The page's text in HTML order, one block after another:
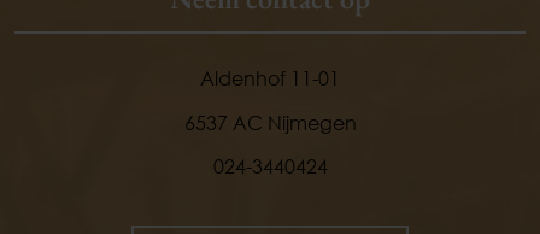
Aldenhof 11-01
6537 AC Nijmegen
024-3440424